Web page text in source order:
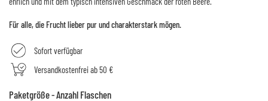
Für alle, die Frucht lieber pur und charakterstark mögen.
Sofort verfügbar
Versandkostenfrei ab 50 €
Paketgröße - Anzahl Flaschen